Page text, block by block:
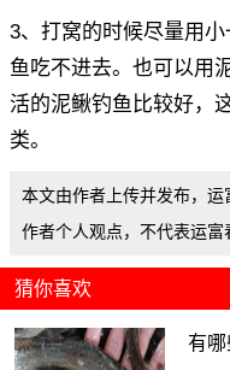
3、打窝的时候尽量用
鱼吃不进去。也可以用
活的泥鳅钓鱼比较好，
类。
本文由作者上传并发布，
作者个人观点，不代表运富
猜你喜欢
有哪